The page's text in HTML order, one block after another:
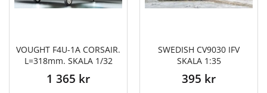
VOUGHT F4U-1A CORSAIR.
L=318mm. SKALA 1/32
1 365 kr
SWEDISH CV9030 IFV
SKALA 1:35
395 kr